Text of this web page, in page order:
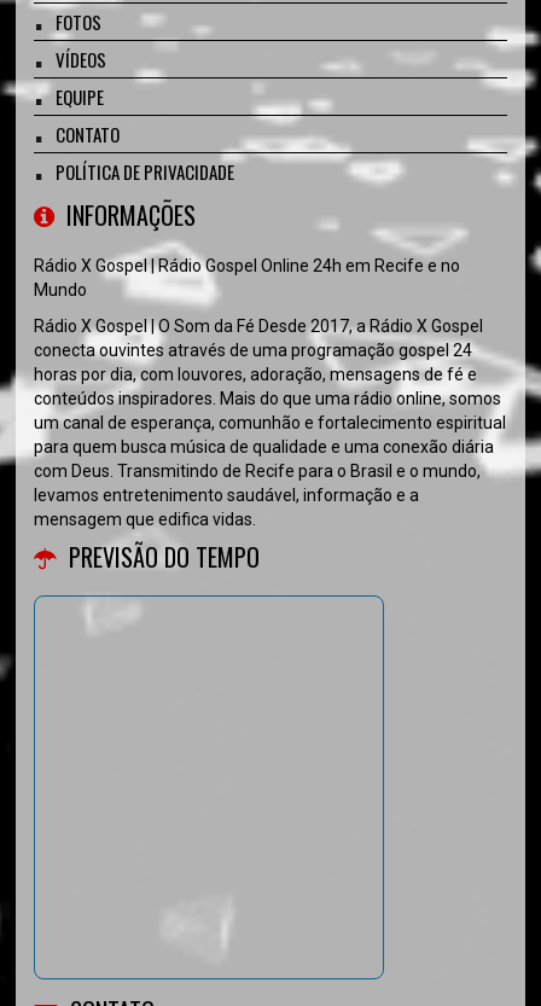
FOTOS
VÍDEOS
EQUIPE
CONTATO
POLÍTICA DE PRIVACIDADE
INFORMAÇÕES
Rádio X Gospel | Rádio Gospel Online 24h em Recife e no
Mundo
Rádio X Gospel | O Som da Fé Desde 2017, a Rádio X Gospel
conecta ouvintes através de uma programação gospel 24
horas por dia, com louvores, adoração, mensagens de fé e
conteúdos inspiradores. Mais do que uma rádio online, somos
um canal de esperança, comunhão e fortalecimento espiritual
para quem busca música de qualidade e uma conexão diária
com Deus. Transmitindo de Recife para o Brasil e o mundo,
levamos entretenimento saudável, informação e a
mensagem que edifica vidas.
PREVISÃO DO TEMPO